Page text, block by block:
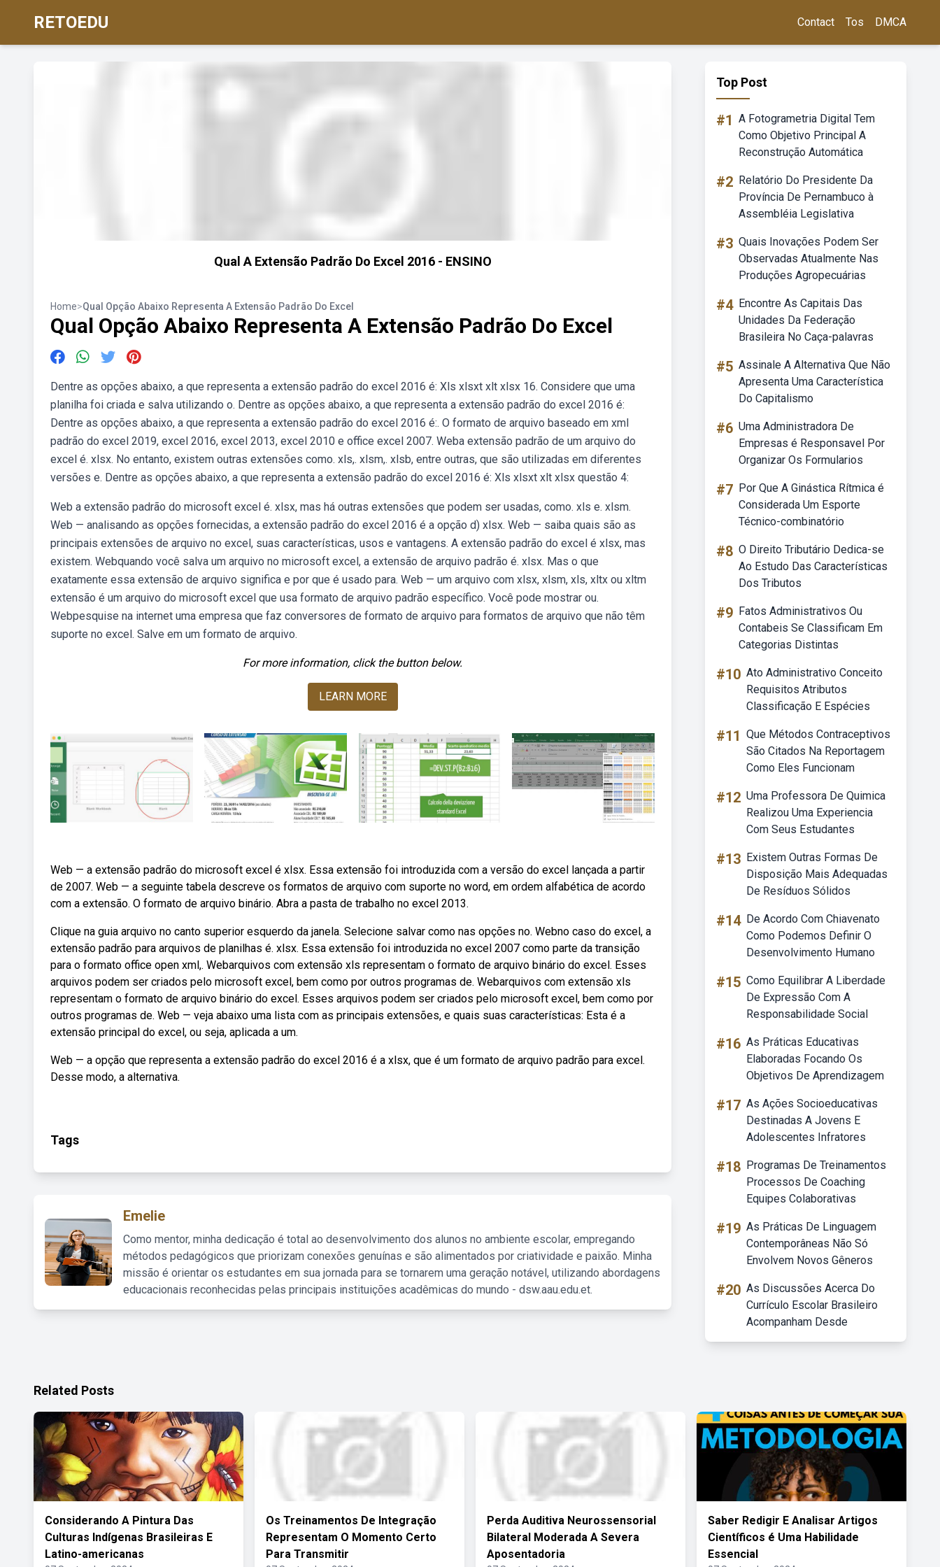
RETOEDU Contact Tos DMCA
Qual A Extensão Padrão Do Excel 2016 - ENSINO
Home>Qual Opção Abaixo Representa A Extensão Padrão Do Excel
Qual Opção Abaixo Representa A Extensão Padrão Do Excel
Dentre as opções abaixo, a que representa a extensão padrão do excel 2016 é: Xls xlsxt xlt xlsx 16. Considere que uma
planilha foi criada e salva utilizando o. Dentre as opções abaixo, a que representa a extensão padrão do excel 2016 é:
Dentre as opções abaixo, a que representa a extensão padrão do excel 2016 é:. O formato de arquivo baseado em xml
padrão do excel 2019, excel 2016, excel 2013, excel 2010 e office excel 2007. Weba extensão padrão de um arquivo do
excel é. xlsx. No entanto, existem outras extensões como. xls,. xlsm,. xlsb, entre outras, que são utilizadas em diferentes
versões e. Dentre as opções abaixo, a que representa a extensão padrão do excel 2016 é: Xls xlsxt xlt xlsx questão 4:
Web️ a extensão padrão do microsoft excel é. xlsx, mas há outras extensões que podem ser usadas, como. xls e. xlsm.
Web — analisando as opções fornecidas, a extensão padrão do excel 2016 é a opção d) xlsx. Web — saiba quais são as
principais extensões de arquivo no excel, suas características, usos e vantagens. A extensão padrão do excel é xlsx, mas
existem. Webquando você salva um arquivo no microsoft excel, a extensão de arquivo padrão é. xlsx. Mas o que
exatamente essa extensão de arquivo significa e por que é usado para. Web — um arquivo com xlsx, xlsm, xls, xltx ou xltm
extensão é um arquivo do microsoft excel que usa formato de arquivo padrão específico. Você pode mostrar ou.
Webpesquise na internet uma empresa que faz conversores de formato de arquivo para formatos de arquivo que não têm
suporte no excel. Salve em um formato de arquivo.
For more information, click the button below.
LEARN MORE
Web — a extensão padrão do microsoft excel é xlsx. Essa extensão foi introduzida com a versão do excel lançada a partir
de 2007. Web — a seguinte tabela descreve os formatos de arquivo com suporte no word, em ordem alfabética de acordo
com a extensão. O formato de arquivo binário. Abra a pasta de trabalho no excel 2013.
Clique na guia arquivo no canto superior esquerdo da janela. Selecione salvar como nas opções no. Webno caso do excel, a
extensão padrão para arquivos de planilhas é. xlsx. Essa extensão foi introduzida no excel 2007 como parte da transição
para o formato office open xml,. Webarquivos com extensão xls representam o formato de arquivo binário do excel. Esses
arquivos podem ser criados pelo microsoft excel, bem como por outros programas de. Webarquivos com extensão xls
representam o formato de arquivo binário do excel. Esses arquivos podem ser criados pelo microsoft excel, bem como por
outros programas de. Web — veja abaixo uma lista com as principais extensões, e quais suas características: Esta é a
extensão principal do excel, ou seja, aplicada a um.
Web — a opção que representa a extensão padrão do excel 2016 é a xlsx, que é um formato de arquivo padrão para excel.
Desse modo, a alternativa.
Tags
Emelie
Como mentor, minha dedicação é total ao desenvolvimento dos alunos no ambiente escolar, empregando
métodos pedagógicos que priorizam conexões genuínas e são alimentados por criatividade e paixão. Minha
missão é orientar os estudantes em sua jornada para se tornarem uma geração notável, utilizando abordagens
educacionais reconhecidas pelas principais instituições acadêmicas do mundo - dsw.aau.edu.et.
Top Post
#1 A Fotogrametria Digital Tem
Como Objetivo Principal A
Reconstrução Automática
#2 Relatório Do Presidente Da
Província De Pernambuco à
Assembléia Legislativa
#3 Quais Inovações Podem Ser
Observadas Atualmente Nas
Produções Agropecuárias
#4 Encontre As Capitais Das
Unidades Da Federação
Brasileira No Caça-palavras
#5 Assinale A Alternativa Que Não
Apresenta Uma Característica
Do Capitalismo
#6 Uma Administradora De
Empresas é Responsavel Por
Organizar Os Formularios
#7 Por Que A Ginástica Rítmica é
Considerada Um Esporte
Técnico-combinatório
#8 O Direito Tributário Dedica-se
Ao Estudo Das Características
Dos Tributos
#9 Fatos Administrativos Ou
Contabeis Se Classificam Em
Categorias Distintas
#10 Ato Administrativo Conceito
Requisitos Atributos
Classificação E Espécies
#11 Que Métodos Contraceptivos
São Citados Na Reportagem
Como Eles Funcionam
#12 Uma Professora De Quimica
Realizou Uma Experiencia
Com Seus Estudantes
#13 Existem Outras Formas De
Disposição Mais Adequadas
De Resíduos Sólidos
#14 De Acordo Com Chiavenato
Como Podemos Definir O
Desenvolvimento Humano
#15 Como Equilibrar A Liberdade
De Expressão Com A
Responsabilidade Social
#16 As Práticas Educativas
Elaboradas Focando Os
Objetivos De Aprendizagem
#17 As Ações Socioeducativas
Destinadas A Jovens E
Adolescentes Infratores
#18 Programas De Treinamentos
Processos De Coaching
Equipes Colaborativas
#19 As Práticas De Linguagem
Contemporâneas Não Só
Envolvem Novos Gêneros
#20 As Discussões Acerca Do
Currículo Escolar Brasileiro
Acompanham Desde
Related Posts
Considerando A Pintura Das
Culturas Indígenas Brasileiras E
Latino-americanas
Os Treinamentos De Integração
Representam O Momento Certo
Para Transmitir
Perda Auditiva Neurossensorial
Bilateral Moderada A Severa
Aposentadoria
Saber Redigir E Analisar Artigos
Científicos é Uma Habilidade
Essencial